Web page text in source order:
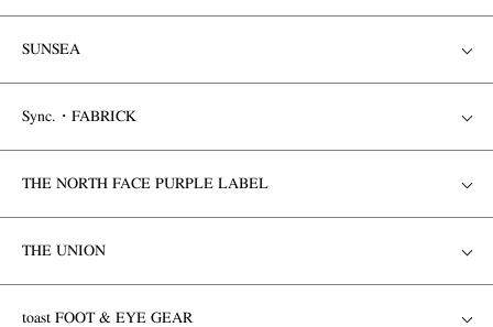
SUNSEA
Sync.・FABRICK
THE NORTH FACE PURPLE LABEL
THE UNION
toast FOOT & EYE GEAR